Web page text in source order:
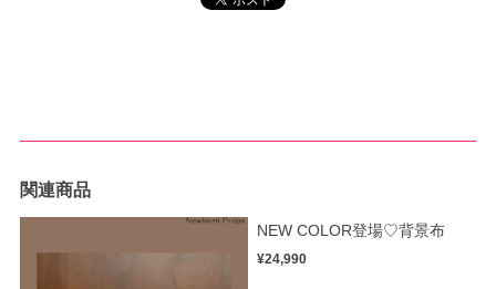
関連商品
NEW COLOR登場♡背景布
¥24,990